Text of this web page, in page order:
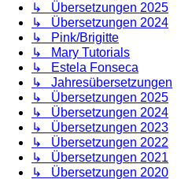
↳ Übersetzungen 2025
↳ Übersetzungen 2024
↳ Pink/Brigitte
↳ Mary Tutorials
↳ Estela Fonseca
↳ Jahresübersetzungen
↳ Übersetzungen 2025
↳ Übersetzungen 2024
↳ Übersetzungen 2023
↳ Übersetzungen 2022
↳ Übersetzungen 2021
↳ Übersetzungen 2020